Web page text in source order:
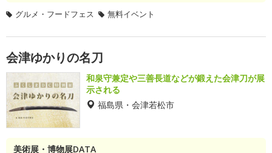
グルメ・フードフェス 無料イベント
会津ゆかりの名刀
和泉守兼定や三善長道などが鍛えた会津刀が展
示される
福島県・会津若松市
美術展・博物展DATA